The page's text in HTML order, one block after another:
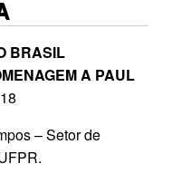
BRASIL
A PAUL
– Setor de